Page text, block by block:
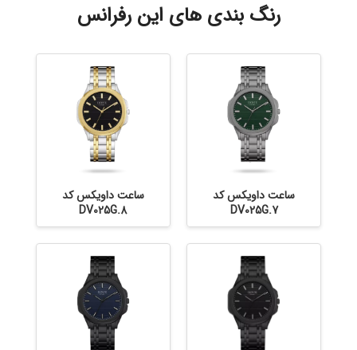
رنگ بندی های این رفرانس
ساعت داویکس کد
DV025G.7
ساعت داویکس کد
DV025G.8